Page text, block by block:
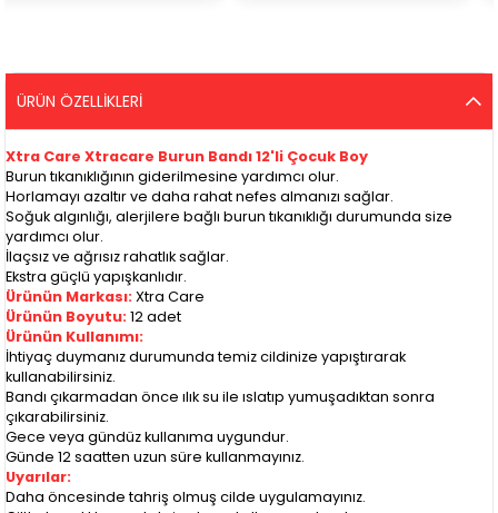
ÜRÜN ÖZELLIKLERI
Xtra Care Xtracare Burun Bandı 12'li Çocuk Boy
Burun tıkanıklığının giderilmesine yardımcı olur.
Horlamayı azaltır ve daha rahat nefes almanızı sağlar.
Soğuk algınlığı, alerjilere bağlı burun tıkanıklığı durumunda size
yardımcı olur.
İlaçsız ve ağrısız rahatlık sağlar.
Ekstra güçlü yapışkanlıdır.
Ürünün Markası: Xtra Care
Ürünün Boyutu:12 adet
Ürünün Kullanımı:
İhtiyaç duymanız durumunda temiz cildinize yapıştırarak
kullanabilirsiniz.
Bandı çıkarmadan önce ılık su ile ıslatıp yumuşadıktan sonra
çıkarabilirsiniz.
Gece veya gündüz kullanıma uygundur.
Günde 12 saatten uzun süre kullanmayınız.
Uyarılar:
Daha öncesinde tahriş olmuş cilde uygulamayınız.